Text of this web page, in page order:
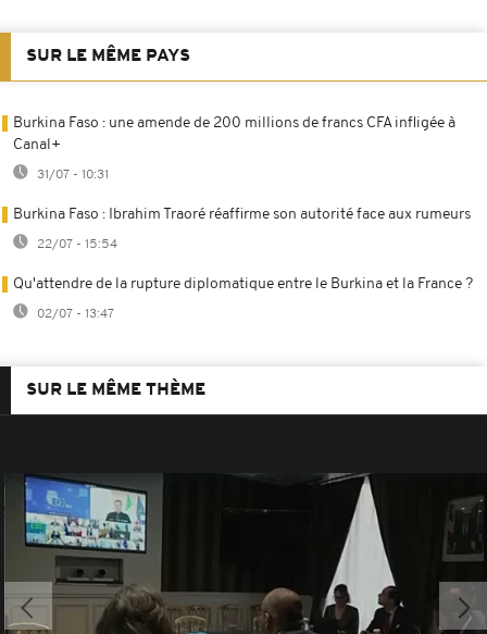
SUR LE MÊME PAYS
Burkina Faso : une amende de 200 millions de francs CFA infligée à
Canal+
31/07 - 10:31
Burkina Faso : Ibrahim Traoré réaffirme son autorité face aux rumeurs
22/07 - 15:54
Qu'attendre de la rupture diplomatique entre le Burkina et la France ?
02/07 - 13:47
SUR LE MÊME THÈME